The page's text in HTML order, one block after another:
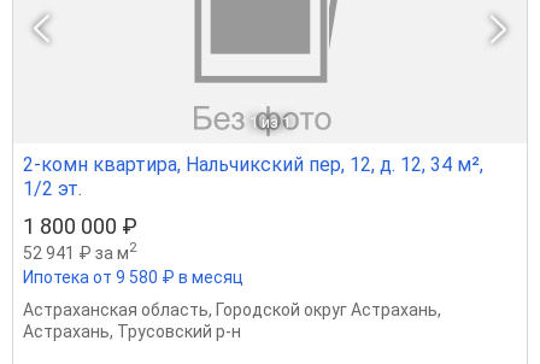
1 из 1
2-комн квартира, Нальчикский пер, 12, д. 12, 34 м²,
1/2 эт.
1 800 000 ₽
52 941 ₽ за м2
Ипотека от 9 580 ₽ в месяц
Астраханская область, Городской округ Астрахань,
Астрахань, Трусовский р-н